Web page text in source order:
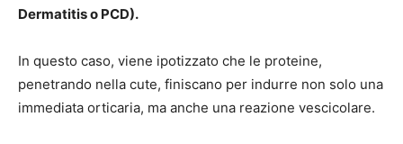
Dermatitis o PCD).
In questo caso, viene ipotizzato che le proteine,
penetrando nella cute, finiscano per indurre non solo una
immediata orticaria, ma anche una reazione vescicolare.